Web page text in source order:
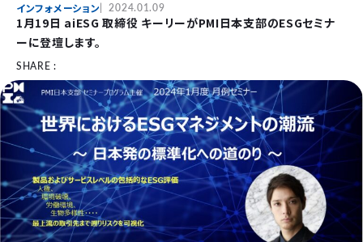
インフォメーション 2024.01.09
1月19日 aiESG 取締役 キーリーがPMI日本支部のESGセミナ
ーに登壇します。
SHARE :